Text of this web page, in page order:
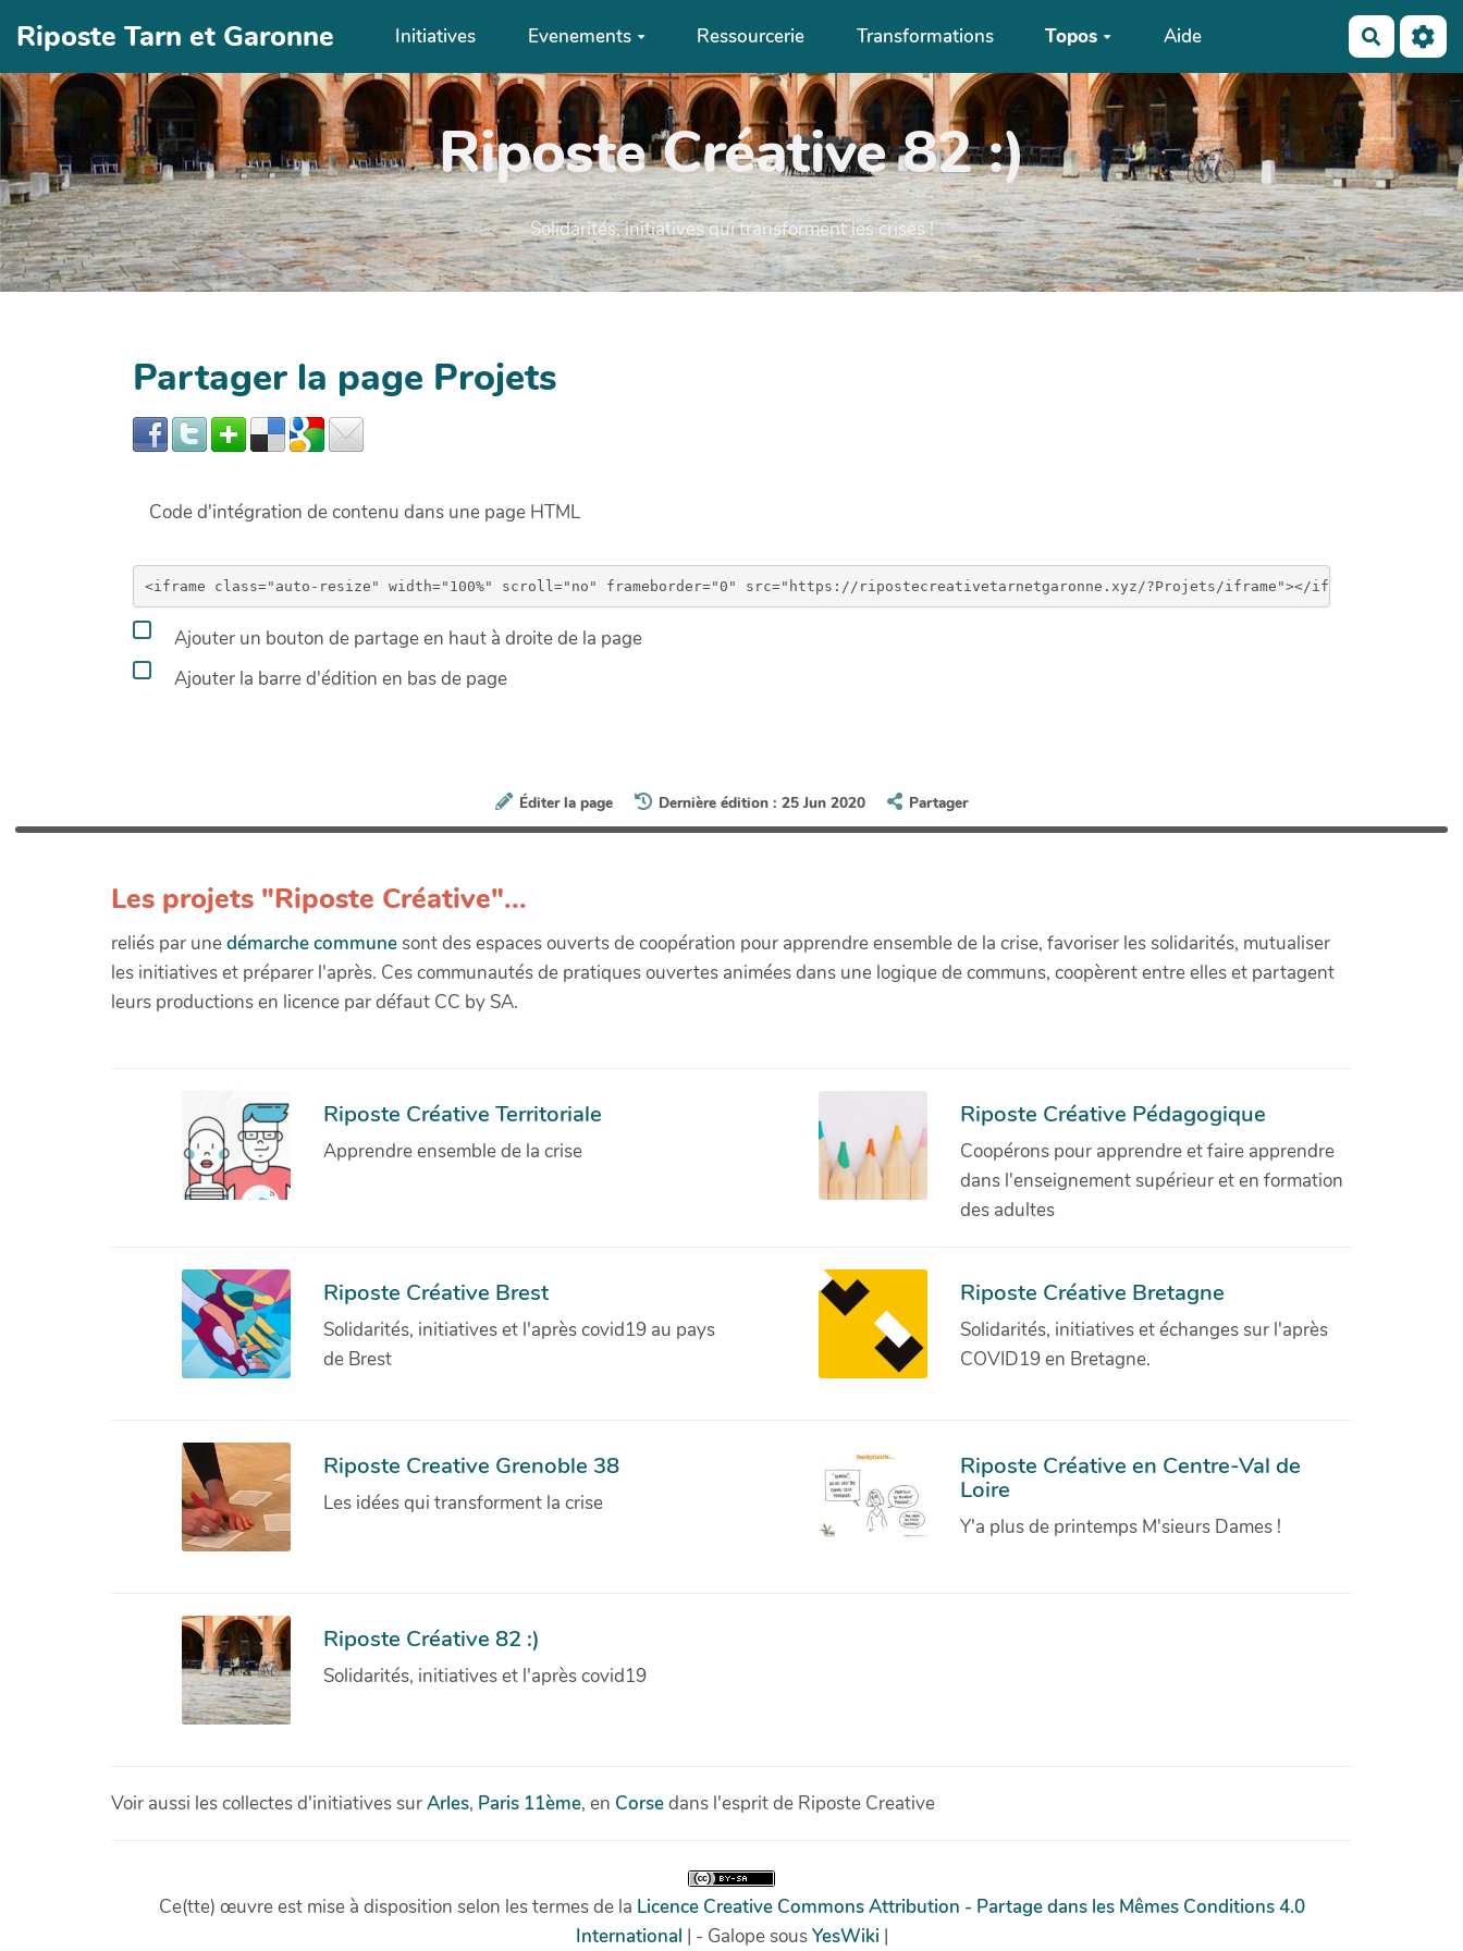
Aller au contenu principal
Riposte Tarn et Garonne Initiatives Evenements Ressourcerie Transformations Topos Aide
Riposte Créative 82 :)
Solidarités, initiatives qui transforment les crises !
Partager la page Projets
Code d'intégration de contenu dans une page HTML
Ajouter un bouton de partage en haut à droite de la page
Ajouter la barre d'édition en bas de page
Éditer la page Dernière édition : 25 Jun 2020 Partager